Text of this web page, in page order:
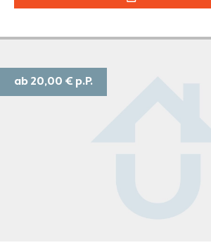
ab 20,00 € p.P.